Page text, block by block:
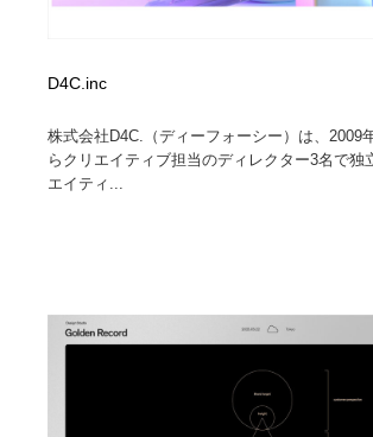
D4C.inc
株式会社D4C.（ディーフォーシー）は、2009
らクリエイティブ担当のディレクター3名で独
エイティ...